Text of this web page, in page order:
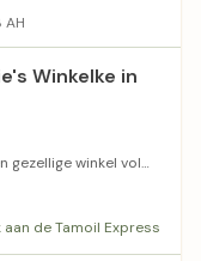
Winkelke in
gezellige winkel vol
aan de Tamoil Express